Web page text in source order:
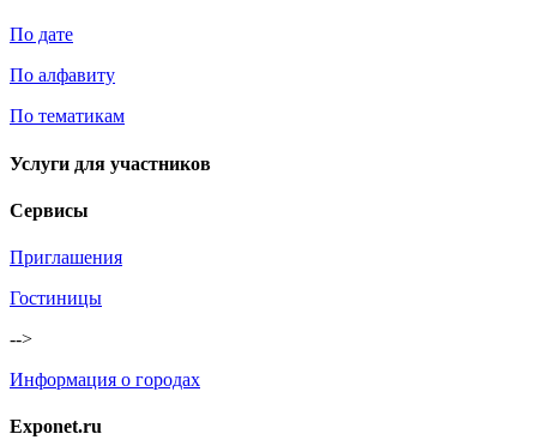
По дате
По алфавиту
По тематикам
Услуги для участников
Сервисы
Приглашения
Гостиницы
-->
Информация о городах
Exponet.ru